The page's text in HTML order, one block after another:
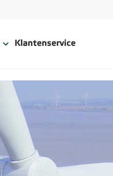
Klantenservice